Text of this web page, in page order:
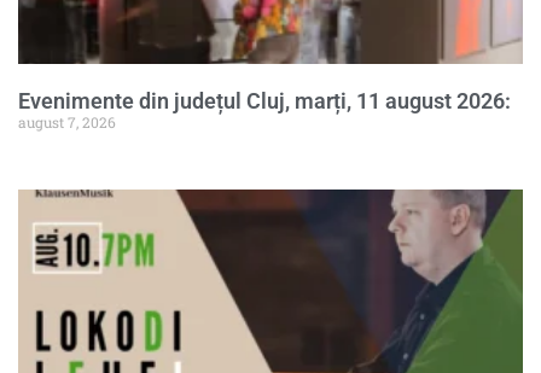
Evenimente din județul Cluj, marți, 11 august 2026:
august 7, 2026